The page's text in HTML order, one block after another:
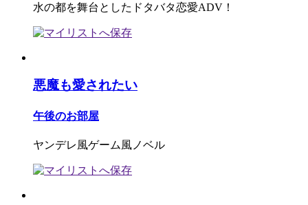
水の都を舞台としたドタバタ恋愛ADV！
悪魔も愛されたい
午後のお部屋
ヤンデレ風ゲーム風ノベル